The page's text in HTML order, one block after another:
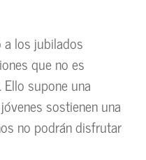
los jubilados
que no es
supone una
sostienen una
no podrán disfrutar